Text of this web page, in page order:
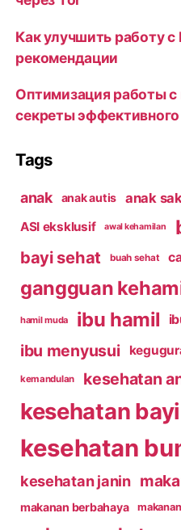
Как улучшить работу
рекомендации
Оптимизация работы с
секреты
Tags
anak anak autis anak
ASI eksklusif
awal kehamilan
bayi sehat buah sehat
gangguan
hamil muda ibu hamil
ibu menyusui
kemandulan kesehatan
kesehatan bayi
kesehatan
kesehatan janin
makanan berbahaya